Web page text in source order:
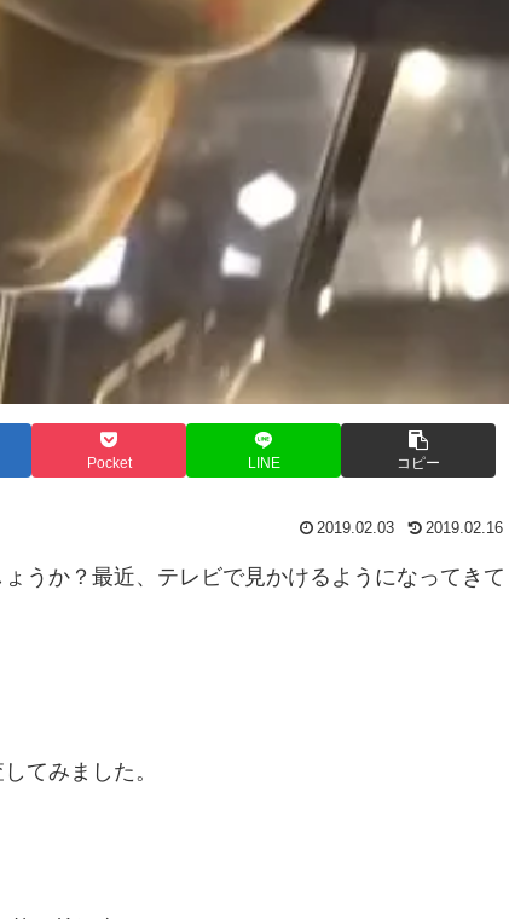
Pocket LINE コピー
2019.02.03 2019.02.16
うか？最近、テレビで見かけるようになってきて
てみました。